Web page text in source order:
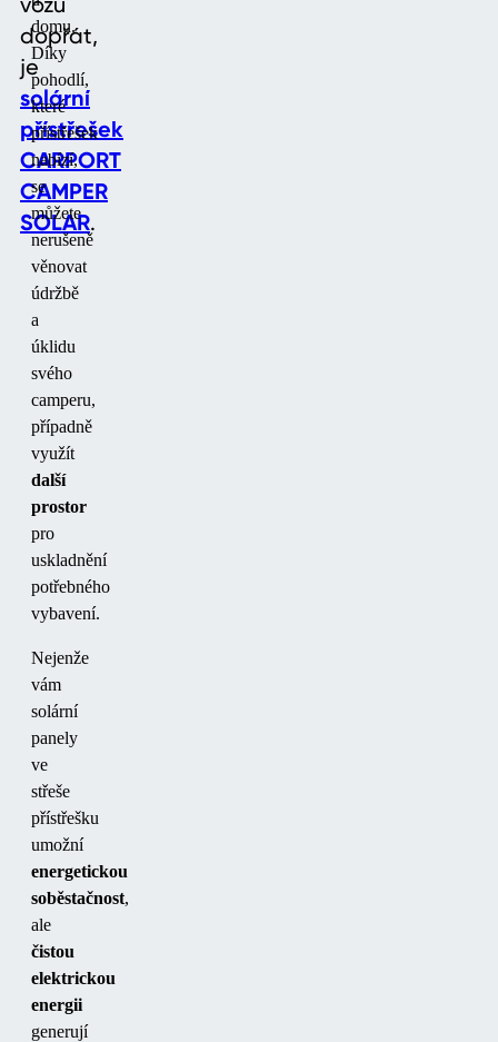
dopřát,
je
solární
přístřešek
CARPORT
CAMPER
SOLAR.
domu.
Díky
pohodlí,
které
přístřešek
nabízí,
se
můžete
nerušeně
věnovat
údržbě
a
úklidu
svého
camperu,
případně
využít
další
prostor
pro
uskladnění
potřebného
vybavení.
Nejenže
vám
solární
panely
ve
střeše
přístřešku
umožní
energetickou
soběstačnost,
ale
čistou
elektrickou
energii
generují